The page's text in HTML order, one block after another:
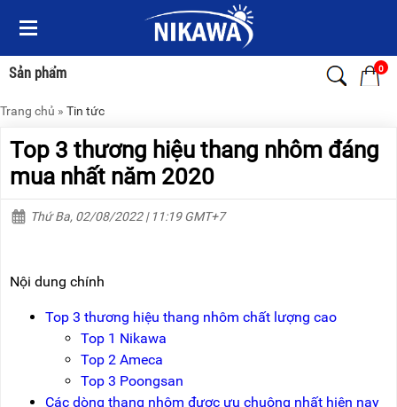
Sản phẩm 0
Menu
Sản
phẩm
TRANG
THANG
NHÔM
XE
BỘ
THOÁT
Menu
Sản
phẩm
TRANG
THANG
NHÔM
THANG
THANG
Trang chủ » Tin tức
Top 3 thương hiệu thang nhôm đáng
mua nhất năm 2020
Thứ Ba, 02/08/2022 | 11:19 GMT+7
Nội dung chính
Top 3 thương hiệu thang nhôm chất lượng cao
Top 1 Nikawa
Top 2 Ameca
Top 3 Poongsan
Các dòng thang nhôm được ưu chuộng nhất hiện nay